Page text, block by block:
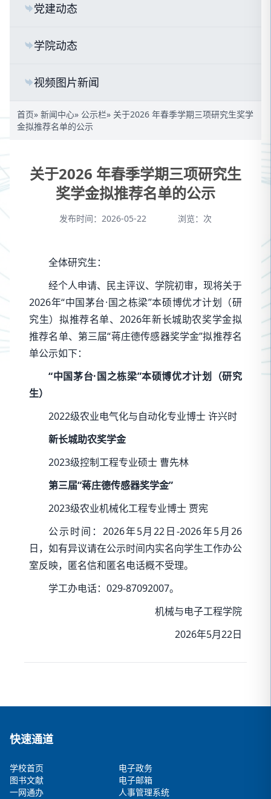
党建动态
学院动态
视频图片新闻
首页» 新闻中心» 公示栏» 关于2026 年春季学期三项研究生奖学
金拟推荐名单的公示
关于2026 年春季学期三项研究生
奖学金拟推荐名单的公示
发布时间：2026-05-22 浏览： 次
全体研究生：
经个人申请、民主评议、学院初审，现将关于
2026年“中国茅台·国之栋梁”本硕博优才计划（研
究生）拟推荐名单、2026年新长城助农奖学金拟
推荐名单、第三届“蒋庄德传感器奖学金”拟推荐名
单公示如下：
“中国茅台·国之栋梁”本硕博优才计划（研究
生）
2022级农业电气化与自动化专业博士 许兴时
新长城助农奖学金
2023级控制工程专业硕士 曹先林
第三届“蒋庄德传感器奖学金”
2023级农业机械化工程专业博士 贾宪
公示时间：2026年5月22日-2026年5月26
日，如有异议请在公示时间内实名向学生工作办公
室反映，匿名信和匿名电话概不受理。
学工办电话：029-87092007。
机械与电子工程学院
2026年5月22日
快速通道
学校首页
电子政务
图书文献
电子邮箱
一网通办
人事管理系统